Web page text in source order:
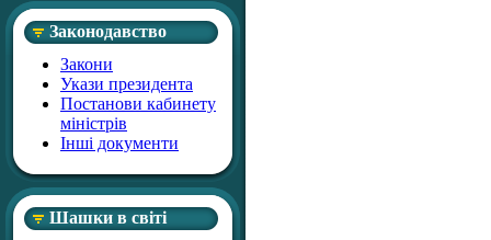
Законодавство
Закони
Укази президента
Постанови кабинету
міністрів
Інші документи
Шашки в світі